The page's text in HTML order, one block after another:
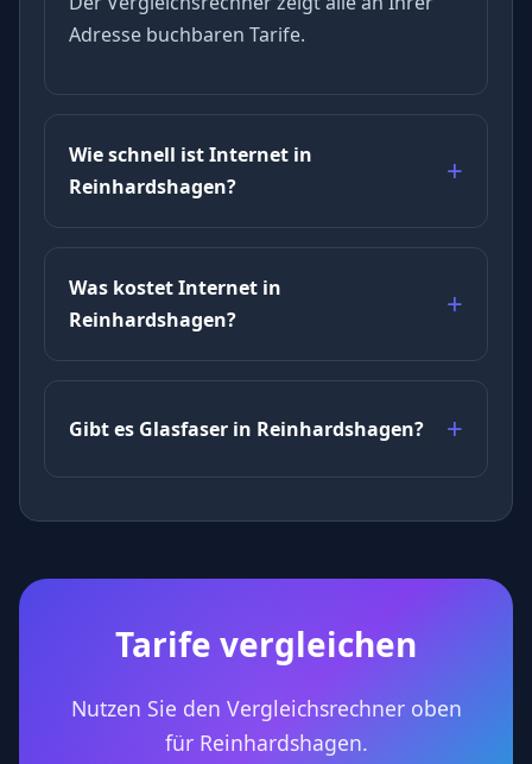
Adresse buchbaren Tarife.
Wie schnell ist Internet in
Reinhardshagen?
Was kostet Internet in
Reinhardshagen?
Gibt es Glasfaser in Reinhardshagen?
Tarife vergleichen
Nutzen Sie den Vergleichsrechner oben
für Reinhardshagen.